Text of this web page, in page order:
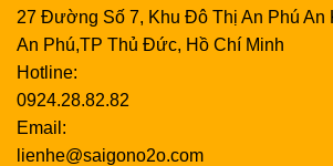
27 Đường Số 7, Khu Đô Thị An Phú An
An Phú,TP Thủ Đức, Hồ Chí Minh
Hotline:
0924.28.82.82
Email:
lienhe@saigono2o.com